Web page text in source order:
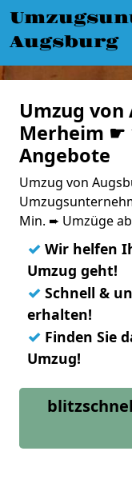
Augsburg
Umzug von
Merheim ☛
Angebote
Umzug von
Min. ➨ Umzüge
✓ Wir helfen
Umzug geht!
✓ Schnell &
erhalten!
✓ Finden Sie
Umzug!